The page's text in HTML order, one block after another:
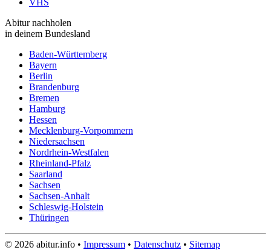
Abitur nachholen
in deinem Bundesland
Baden-Württemberg
Bayern
Berlin
Brandenburg
Bremen
Hamburg
Hessen
Mecklenburg-Vorpommern
Niedersachsen
Nordrhein-Westfalen
Rheinland-Pfalz
Saarland
Sachsen
Sachsen-Anhalt
Schleswig-Holstein
Thüringen
© 2026 abitur.info • Impressum • Datenschutz • Sitemap